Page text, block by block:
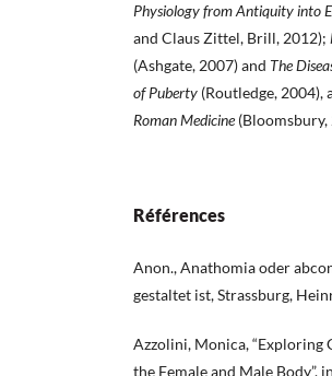
Physiology from Antiquity into
and Claus Zittel, Brill, 2012);
(Ashgate, 2007) and The
of Puberty (Routledge,
Roman Medicine(Bloomsbury,
Références
Anon., Anathomia oder
gestaltet ist, Strassburg,
Azzolini, Monica, “Exploring
the Female and Male Body”,